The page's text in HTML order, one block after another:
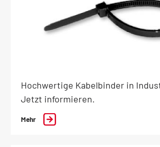
Hochwertige Kabelbinder in
Jetzt informieren.
Mehr